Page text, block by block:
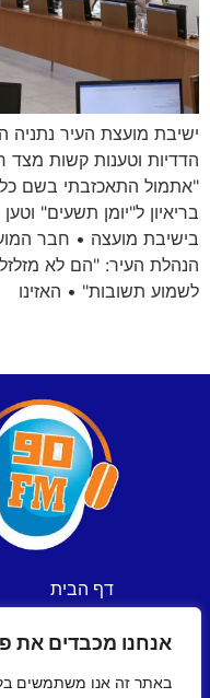
אנחנו מכבדים את
ישיבת מועצת העיר נתניה
הדדיות וטענות קשות מצד
"אתמול התאכזבתי בשם כל
בריאיון ל"יומן תשעים"
בישיבת מועצה • חבר
הנהלת העיר: "הם לא
לשמוע תשובות" • האזינו
דף הבית
ספורט
תכניות